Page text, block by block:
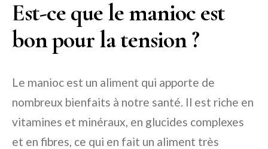
Est-ce que le manioc est
bon pour la tension ?
Le manioc est un aliment qui apporte de
nombreux bienfaits à notre santé. Il est riche en
vitamines et minéraux, en glucides complexes
et en fibres, ce qui en fait un aliment très